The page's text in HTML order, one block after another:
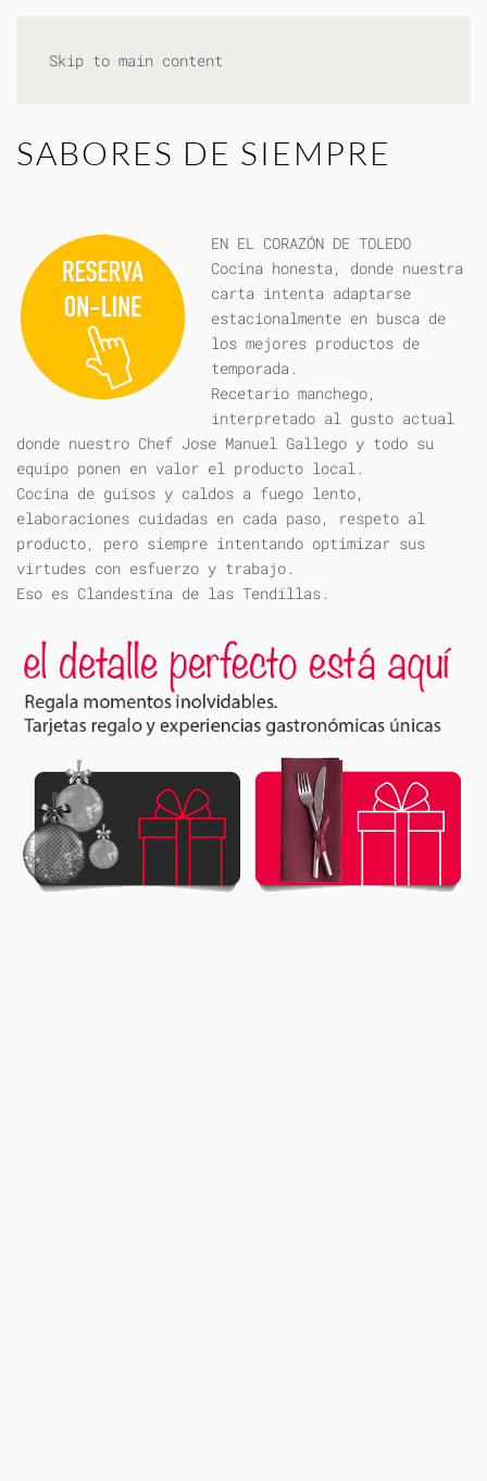
Skip to main content
SABORES DE SIEMPRE
EN EL CORAZÓN DE TOLEDO
Cocina honesta, donde nuestra
carta intenta adaptarse
estacionalmente en busca de
los mejores productos de
temporada.
Recetario manchego,
interpretado al gusto actual
donde nuestro Chef Jose Manuel Gallego y todo su
equipo ponen en valor el producto local.
Cocina de guisos y caldos a fuego lento,
elaboraciones cuidadas en cada paso, respeto al
producto, pero siempre intentando optimizar sus
virtudes con esfuerzo y trabajo.
Eso es Clandestina de las Tendillas.